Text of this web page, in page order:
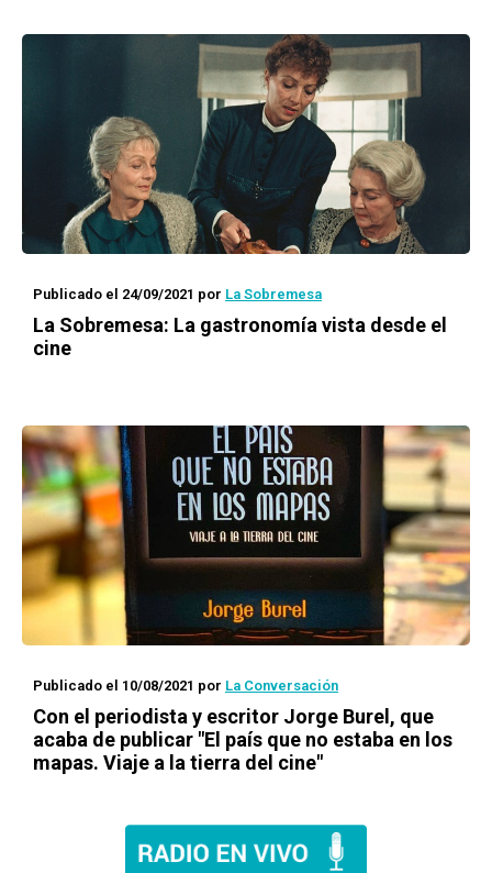
Publicado el 24/09/2021 por La Sobremesa
La Sobremesa: La gastronomía vista desde el
cine
Publicado el 10/08/2021 por La Conversación
Con el periodista y escritor Jorge Burel, que
acaba de publicar "El país que no estaba en los
mapas. Viaje a la tierra del cine"